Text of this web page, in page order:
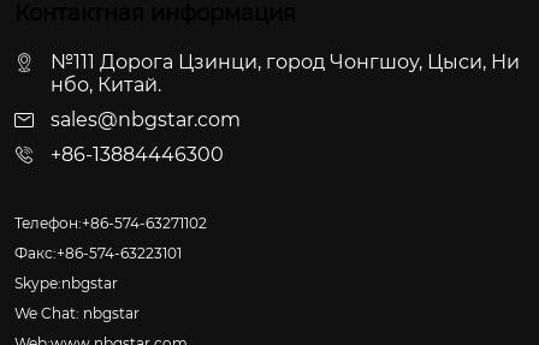
№111 Дорога Цзинци, город Чонгшоу, Цыси, Ни
нбо, Китай.
sales@nbgstar.com
+86-13884446300
Телефон:+86-574-63271102
Факс:+86-574-63223101
Skype:nbgstar
We Chat: nbgstar